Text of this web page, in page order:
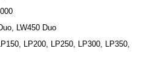
LW450 Duo
LP200, LP250, LP300, LP350,